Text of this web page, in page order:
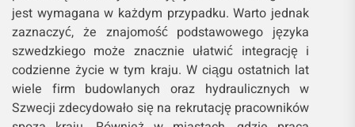
jest wymagana w każdym przypadku. Warto jednak
zaznaczyć, że znajomość podstawowego języka
szwedzkiego może znacznie ułatwić integrację i
codzienne życie w tym kraju. W ciągu ostatnich lat
wiele firm budowlanych oraz hydraulicznych w
Szwecji zdecydowało się na rekrutację pracowników